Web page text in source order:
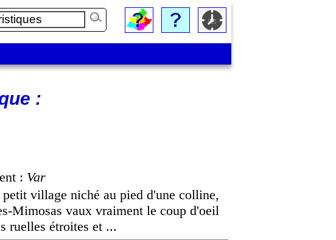
:
: Var
petit village niché au pied d'une colline,
Mimosas vaux vraiment le coup d'oeil
ruelles étroites et ...